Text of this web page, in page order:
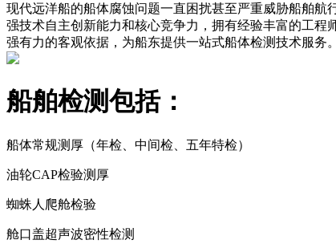
现代远洋船的船体腐蚀问题一直困扰甚至严重威胁船舶
强技术自主创新能力和核心竞争力，拥有经验丰富的工
强有力的客观依据，为船东提供一站式船体检测技术服务。
船舶检测包括：
船体常规测厚（年检、中间检、五年特检）
油轮CAP检验测厚
蜘蛛人爬舱检验
舱口盖超声波密性检测